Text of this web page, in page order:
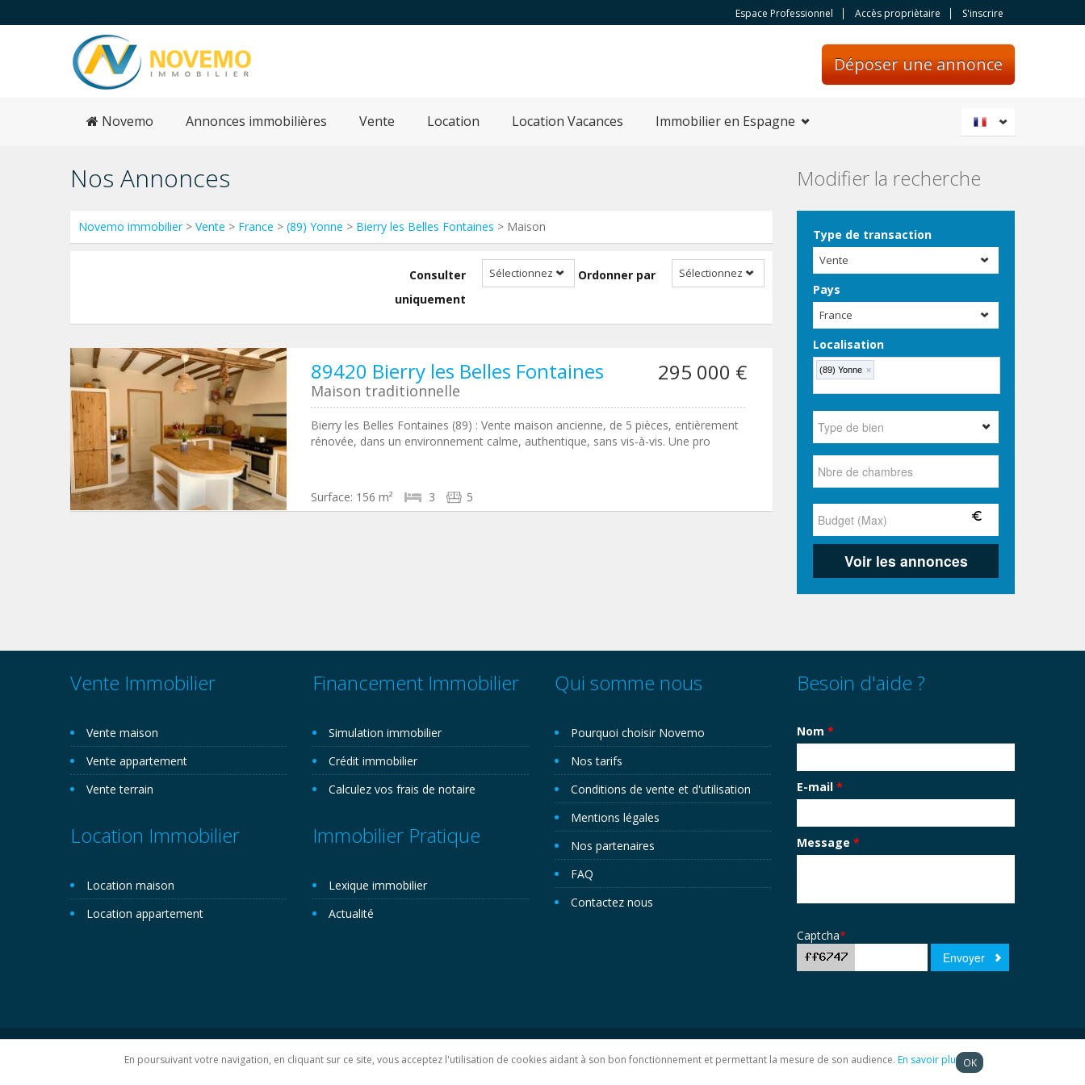
Espace Professionnel Accès propriètaire S'inscrire
Déposer une annonce
Novemo Annonces immobilières Vente Location Location Vacances Immobilier en Espagne
Nos Annonces
Novemo immobilier> Vente > France > (89) Yonne > Bierry les Belles Fontaines > Maison
Ordonner par Sélectionnez
Consulter
uniquement
Sélectionnez
89420 Bierry les Belles Fontaines 295 000 €
Maison traditionnelle
Bierry les Belles Fontaines (89) : Vente maison ancienne, de 5 pièces, entièrement
rénovée, dans un environnement calme, authentique, sans vis-à-vis. Une pro
Surface: 156 m² 3 5
Modifier la recherche
Type de transaction
Vente
Pays
France
Localisation
(89) Yonne ×
Vente Immobilier
Vente maison
Vente appartement
Vente terrain
Location Immobilier
Location maison
Location appartement
Financement Immobilier
Simulation immobilier
Crédit immobilier
Calculez vos frais de notaire
Immobilier Pratique
Lexique immobilier
Actualité
Qui somme nous
Pourquoi choisir Novemo
Nos tarifs
Conditions de vente et d'utilisation
Mentions légales
Nos partenaires
FAQ
Contactez nous
Besoin d'aide ?
Nom *
E-mail *
Message *
Captcha*
Copyright 2026©. Novemo.com. Tous droits réservés. Plan du site
En poursuivant votre navigation, en cliquant sur ce site, vous acceptez l'utilisation de cookies aidant à son bon fonctionnement et permettant la mesure de son audience. En savoir plus OK